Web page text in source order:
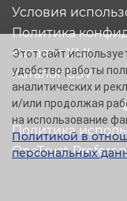
Условия
Политика
Каталог XML
Каталог CSV
Политика
OneTrust
Этот сайт
удобство работы
аналитических и
и/или продолжая
на использование
Политикой в
персональных